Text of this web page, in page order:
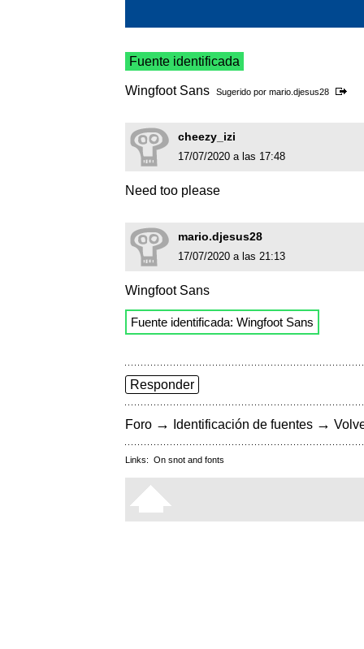
Fuente identificada
Wingfoot Sans Sugerido por mario.djesus28
cheezy_izi
17/07/2020 a las 17:48
Need too please
mario.djesus28
17/07/2020 a las 21:13
Wingfoot Sans
Fuente identificada: Wingfoot Sans
Responder
Foro → Identificación de fuentes →
Links: On snot and fonts